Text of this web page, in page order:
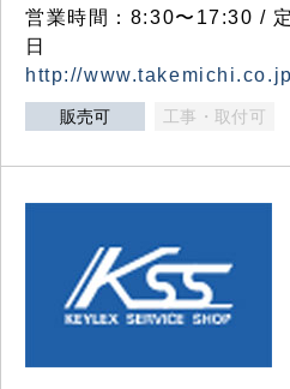
営業時間：8:30〜17:30 /
日
http://www.takemichi.co.jp
販売可 工事・取付可